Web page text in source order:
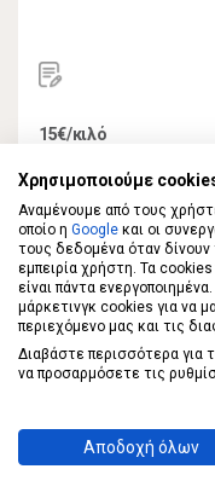
15€/κιλό
ECONOMY
Χρησιμοποιούμε
Αναμένουμε από τους
οποίο η Google και οι
τους δεδομένα όταν
εμπειρία χρήστη. Τα
είναι πάντα
μάρκετινγκ cookies για να
περιεχόμενο μας και τις
Διαβάστε περισσότερα για
να προσαρμόσετε τις
Αποδοχή όλων